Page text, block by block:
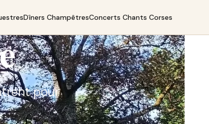
Dîners ChampêtresConcerts Chants Corses
pour